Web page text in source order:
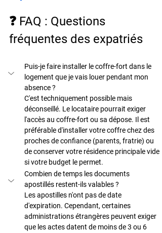
❓ FAQ : Questions
fréquentes des expatriés
Puis-je faire installer le coffre-fort dans le
logement que je vais louer pendant mon
absence ?
C'est techniquement possible mais
déconseillé. Le locataire pourrait exiger
l'accès au coffre-fort ou sa dépose. Il est
préférable d'installer votre coffre chez des
proches de confiance (parents, fratrie) ou
de conserver votre résidence principale vide
si votre budget le permet.
Combien de temps les documents
apostillés restent-ils valables ?
Les apostilles n'ont pas de date
d'expiration. Cependant, certaines
administrations étrangères peuvent exiger
que les actes datent de moins de 3 ou 6